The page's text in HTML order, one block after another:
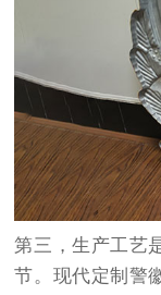
第三，生产工艺
节。现代定制警